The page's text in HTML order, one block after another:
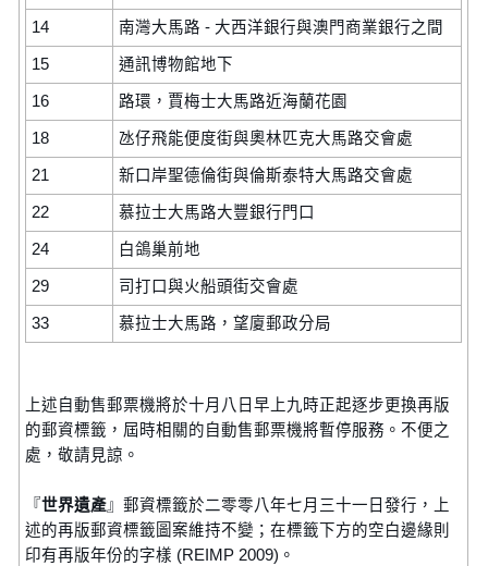
14 南灣大馬路 - 大西洋銀行與澳門商業銀行之間
15 通訊博物館地下
16 路環，賈梅士大馬路近海蘭花園
18 氹仔飛能便度街與奧林匹克大馬路交會處
21 新口岸聖德倫街與倫斯泰特大馬路交會處
22 慕拉士大馬路大豐銀行門口
24 白鴿巢前地
29 司打口與火船頭街交會處
33 慕拉士大馬路，望廈郵政分局
上述自動售郵票機將於十月八日早上九時正起逐步更換再版
的郵資標籤，屆時相關的自動售郵票機將暫停服務。不便之
處，敬請見諒。
『世界遺產』郵資標籤於二零零八年七月三十一日發行，上
述的再版郵資標籤圖案維持不變；在標籤下方的空白邊緣則
印有再版年份的字樣 (REIMP 2009)。